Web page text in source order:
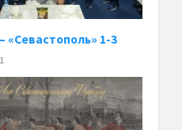
«Севастополь» 1-3